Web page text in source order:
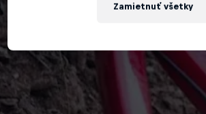
Zamietnuť všetky